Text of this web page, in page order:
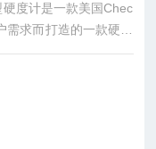
度计是一款美国Chec
求而打造的一款硬度
有的标准，18mm的标
标准的校准，包括：